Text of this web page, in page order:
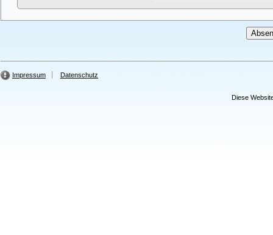
Impressum Datenschutz
Diese